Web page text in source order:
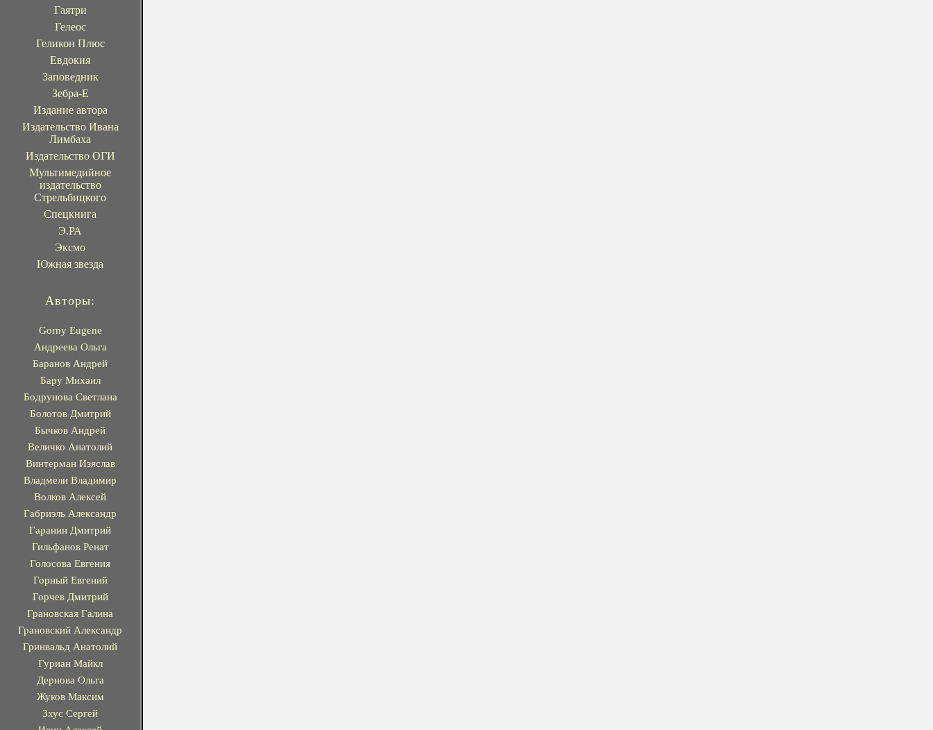
Гаятри
Гелеос
Геликон Плюс
Евдокия
Заповедник
Зебра-Е
Издание автора
Издательство Ивана
Лимбаха
Издательство ОГИ
Мультимедийное
издательство
Стрельбицкого
Спецкнига
Э.РА
Эксмо
Южная звезда
Авторы:
Gorny Eugene
Андреева Ольга
Баранов Андрей
Бару Михаил
Бодрунова Светлана
Болотов Дмитрий
Бычков Андрей
Величко Анатолий
Винтерман Изяслав
Владмели Владимир
Волков Алексей
Габриэль Александр
Гаранин Дмитрий
Гильфанов Ренат
Голосова Евгения
Горный Евгений
Горчев Дмитрий
Грановская Галина
Грановский Александр
Гринвальд Анатолий
Гуриан Майкл
Дернова Ольга
Жуков Максим
Зхус Сергей